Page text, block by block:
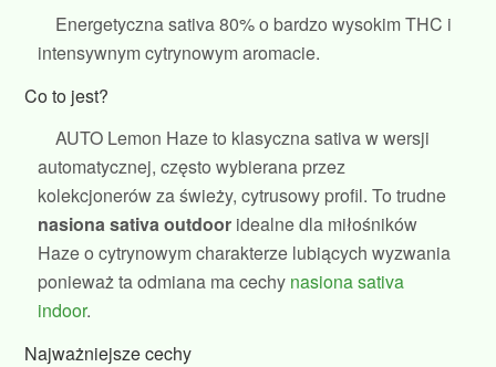
Energetyczna sativa 80% o bardzo wysokim THC i
intensywnym cytrynowym aromacie.
Co to jest?
AUTO Lemon Haze to klasyczna sativa w wersji
automatycznej, często wybierana przez
kolekcjonerów za świeży, cytrusowy profil. To trudne
nasiona sativa outdoor idealne dla miłośników
Haze o cytrynowym charakterze lubiących wyzwania
ponieważ ta odmiana ma cechy nasiona sativa
indoor.
Najważniejsze cechy